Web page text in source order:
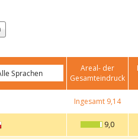
Areal- der
Gesamteindruck
Ingesamt 9,14
9,0